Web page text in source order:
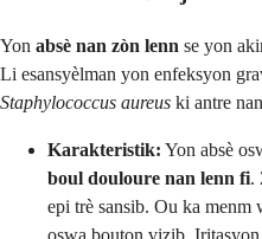
Yon absè nan zòn lenn se yon
Li esansyèlman yon enfeksyon
Staphylococcus aureus ki antre
Karakteristik: Yon absè
boul douloure nan lenn fi.
epi trè sansib. Ou ka
oswa bouton vizib.